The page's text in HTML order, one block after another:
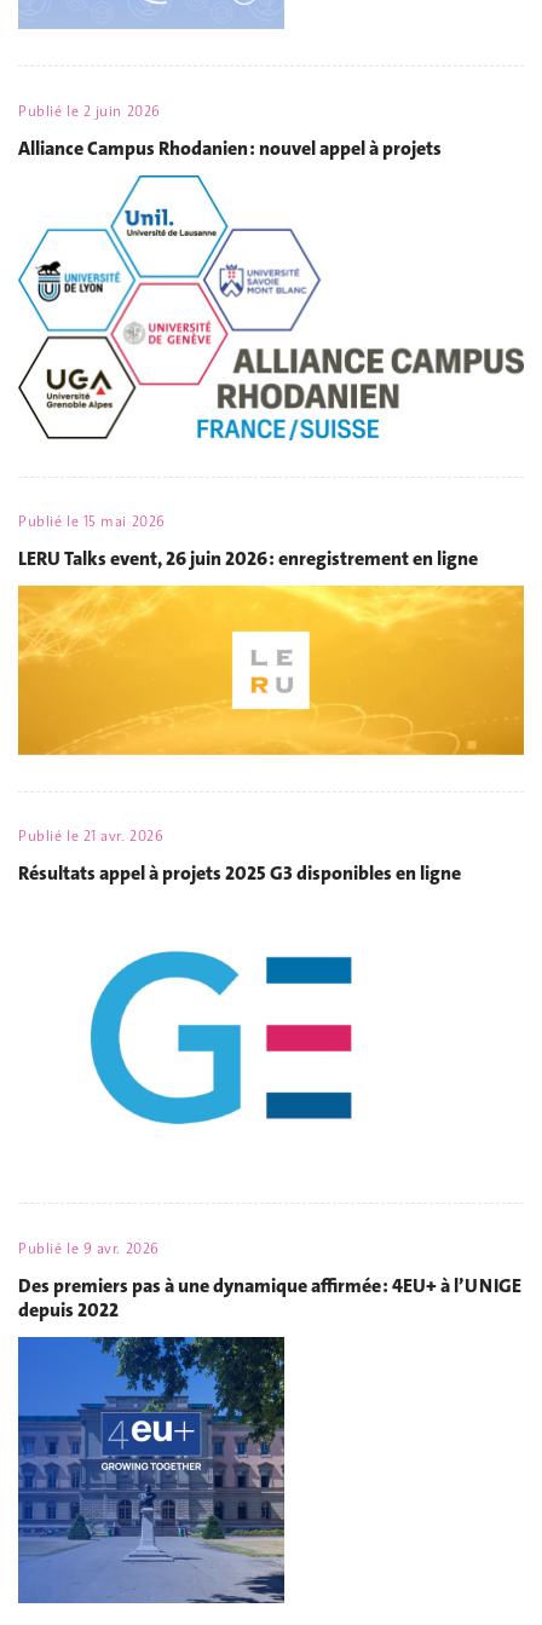
Publié le 2 juin 2026
Alliance Campus Rhodanien : nouvel appel à projets
Publié le 15 mai 2026
LERU Talks event, 26 juin 2026 : enregistrement en ligne
Publié le 21 avr. 2026
Résultats appel à projets 2025 G3 disponibles en ligne
Publié le 9 avr. 2026
Des premiers pas à une dynamique affirmée : 4EU+ à l’UNIGE
depuis 2022